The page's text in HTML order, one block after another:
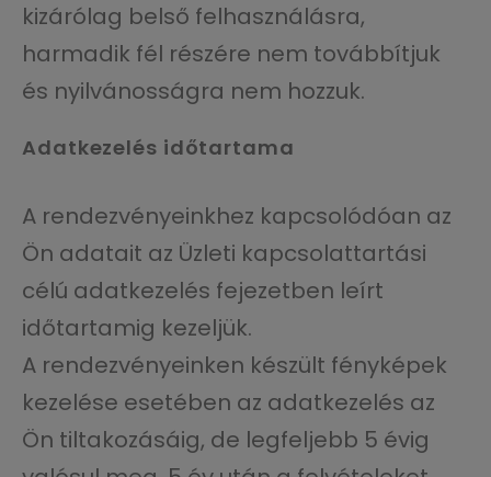
kizárólag belső felhasználásra,
harmadik fél részére nem továbbítjuk
és nyilvánosságra nem hozzuk.
Adatkezelés időtartama
A rendezvényeinkhez kapcsolódóan az
Ön adatait az Üzleti kapcsolattartási
célú adatkezelés fejezetben leírt
időtartamig kezeljük.
A rendezvényeinken készült fényképek
kezelése esetében az adatkezelés az
Ön tiltakozásáig, de legfeljebb 5 évig